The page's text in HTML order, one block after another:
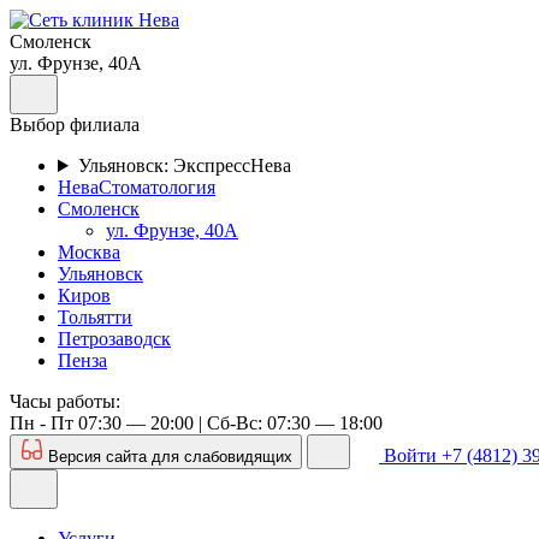
Смоленск
ул. Фрунзе, 40А
Выбор филиала
Ульяновск: ЭкспрессНева
НеваСтоматология
Смоленск
ул. Фрунзе, 40А
Москва
Ульяновск
Киров
Тольятти
Петрозаводск
Пенза
Часы работы:
Пн - Пт 07:30 — 20:00 | Cб-Вс: 07:30 — 18:00
Версия сайта для слабовидящих Войти +7 (4812)